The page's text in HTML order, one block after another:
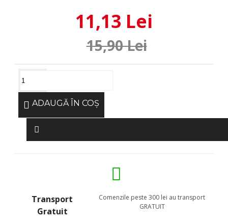
11,13 Lei
15,90 Lei
ADAUGĂ ÎN COŞ
Transport
Gratuit
Comenzile peste 300 lei au transport
GRATUIT